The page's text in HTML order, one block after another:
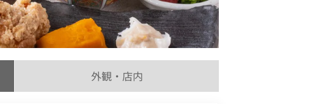
外観・店内